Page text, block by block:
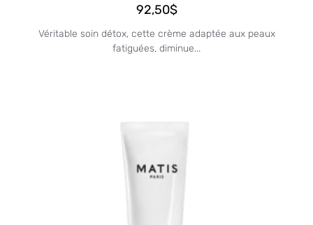
92,50$
Véritable soin détox, cette crème adaptée aux peaux
fatiguées, diminue...